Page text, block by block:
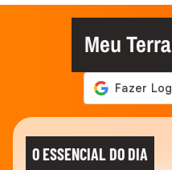
Meu Terra
O ESSENCIAL DO DIA